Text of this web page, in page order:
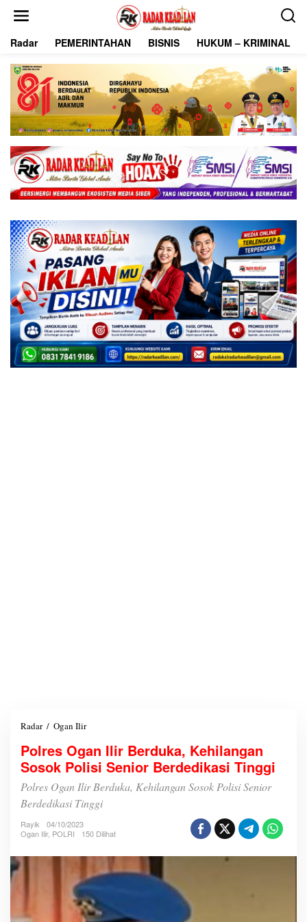
Radar PEMERINTAHAN BISNIS HUKUM – KRIMINAL
Radar / Ogan IlirP
l
r
e
s
O
g
n
i
r
B
e
Polres Ogan Ilir Berduka, Kehilangan
Sosok Polisi Senior Berdedikasi Tinggi
Polres Ogan Ilir Berduka, Kehilangan Sosok Polisi Senior
Berdedikasi Tinggi
Rayik
04/10/2023
Ogan Ilir, POLRI 150 Dilihat